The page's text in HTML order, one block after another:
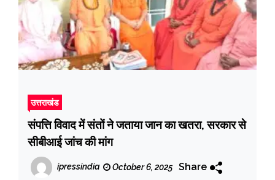
उत्तराखंड
संपत्ति विवाद में संतों ने जताया जान का खतरा, सरकार से
सीबीआई जांच की मांग
ipressindia October 6, 2025 Share